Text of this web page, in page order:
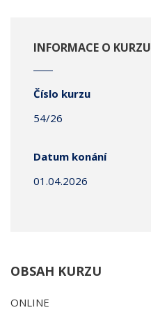
INFORMACE O KURZU
Číslo kurzu
54/26
Datum konání
01.04.2026
OBSAH KURZU
ONLINE